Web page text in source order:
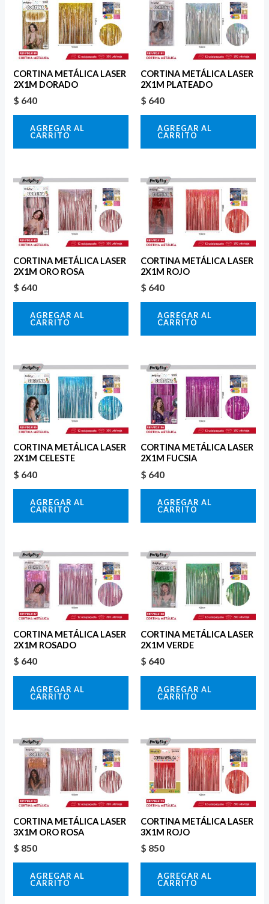
CORTINA METÁLICA LASER
2X1M DORADO
$ 640
AGREGAR AL
CARRITO
CORTINA METÁLICA LASER
2X1M PLATEADO
$ 640
AGREGAR AL
CARRITO
CORTINA METÁLICA LASER
2X1M ORO ROSA
$ 640
AGREGAR AL
CARRITO
CORTINA METÁLICA LASER
2X1M ROJO
$ 640
AGREGAR AL
CARRITO
CORTINA METÁLICA LASER
2X1M CELESTE
$ 640
AGREGAR AL
CARRITO
CORTINA METÁLICA LASER
2X1M FUCSIA
$ 640
AGREGAR AL
CARRITO
CORTINA METÁLICA LASER
2X1M ROSADO
$ 640
AGREGAR AL
CARRITO
CORTINA METÁLICA LASER
2X1M VERDE
$ 640
AGREGAR AL
CARRITO
CORTINA METÁLICA LASER
3X1M ORO ROSA
$ 850
AGREGAR AL
CARRITO
CORTINA METÁLICA LASER
3X1M ROJO
$ 850
AGREGAR AL
CARRITO